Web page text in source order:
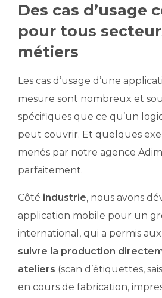
Des cas d’usage
pour tous
métiers
Les cas d’usage d’une
mesure sont nombreux et
spécifiques que ce qu’un
peut couvrir. Et quelques
menés par notre agence
parfaitement.
Côté industrie, nous avons
application mobile pour un
international, qui a permis
suivre la production
ateliers (scan d’étiquettes,
en cours de fabrication,